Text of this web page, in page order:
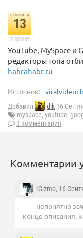
отметили
13
в архиве
YouTube, MySpace и
редакторы топа
habrahabr.ru
Источник:
Добавил dik 16
myspace, youtube,
3 комментария
Комментарии
rGizmo, 16
непонятно
конце описания,